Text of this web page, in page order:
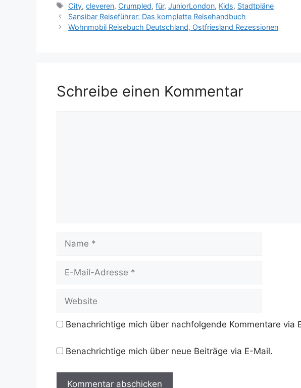
Schlagwörter
City,cleveren, Crumpled,für,JuniorLondon, Kids, Stadtpläne
Sansibar Reiseführer: Das komplette Reisehandbuch
Wohnmobil Reisebuch Deutschland, Ostfriesland Rezessionen
Schreibe einen Kommentar
Mail-
Benachrichtige mich über nachfolgende Kommentare via
Benachrichtige mich über neue Beiträge via E-Mail.